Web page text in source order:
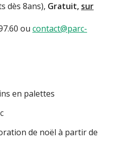
dès 8ans), Gratuit, sur
ou contact@parc-
en palettes
de noël à partir de